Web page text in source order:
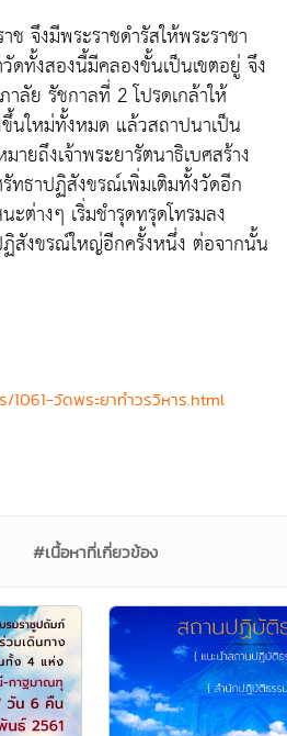
จึงมีพระราชดำรัสให้พระราชา
ทั้งสองนี้มีคลองขั้นเป็นเขตอยู่ จึง
ลัย รัชกาลที่ 2 โปรดเกล้าให้
นใหม่ทั้งหมด แล้วสถาปนาเป็น
ยถึงเจ้าพระยารัตนาธิเบศสร้าง
ทธาปฏิสังขรณ์เพิ่มเติมทั้งวัดอีก
ต่างๆ เริ่มชำรุดทรุดโทรมลง
สังขรณ์ใหญ่อีกครั้งหนึ่ง ต่อจากนั้น
1061-วัดพระยาทำวรวิหาร.html
#เนื้อหาที่เกี่ยวข้อง